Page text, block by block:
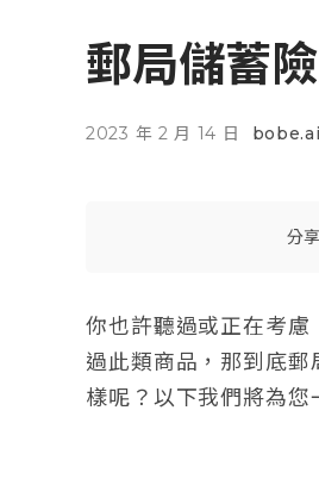
郵局儲蓄
2023 年 2 月 14 日 bobe.ai
分享
你也許聽過或正在考
過此類商品，那到底
樣呢？以下我們將為您